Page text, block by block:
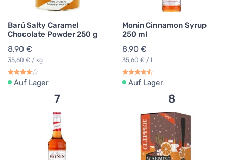
Barú Salty Caramel
Chocolate Powder 250 g
8,90 €
35,60 € / kg
Auf Lager
Monin Cinnamon Syrup
250 ml
8,90 €
35,60 € / l
Auf Lager
7 8